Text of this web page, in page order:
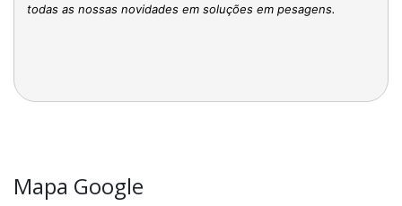
todas as nossas novidades em soluções em pesagens.
Mapa Google